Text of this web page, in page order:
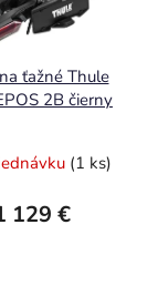
ťažné Thule
2B čierny
(1 ks)
129 €